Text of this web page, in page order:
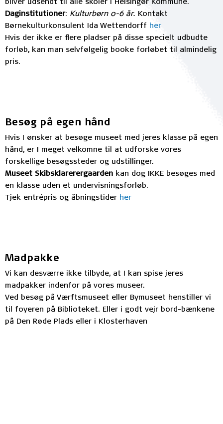
bliver udsendt til alle skoler i Helsingør Kommune.
Daginstitutioner: Kulturbørn 0-6 år. Kontakt
Børnekulturkonsulent Ida Wettendorff her
Hvis der ikke er flere pladser på disse specielt udbudte
forløb, kan man selvfølgelig booke forløbet til almindelig
pris.
Besøg på egen hånd
Hvis I ønsker at besøge museet med jeres klasse på egen
hånd, er I meget velkomne til at udforske vores
forskellige besøgssteder og udstillinger.
Museet Skibsklarerergaarden kan dog IKKE besøges med
en klasse uden et undervisningsforløb.
Tjek entrépris og åbningstider her
Madpakke
Vi kan desværre ikke tilbyde, at I kan spise jeres
madpakker indenfor på vores museer.
Ved besøg på Værftsmuseet eller Bymuseet henstiller vi
til foyeren på Biblioteket. Eller i godt vejr bord-bænkene
på Den Røde Plads eller i Klosterhaven